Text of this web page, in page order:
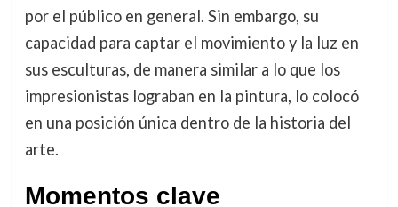
por el público en general. Sin embargo, su
capacidad para captar el movimiento y la luz en
sus esculturas, de manera similar a lo que los
impresionistas lograban en la pintura, lo colocó
en una posición única dentro de la historia del
arte.
Momentos clave